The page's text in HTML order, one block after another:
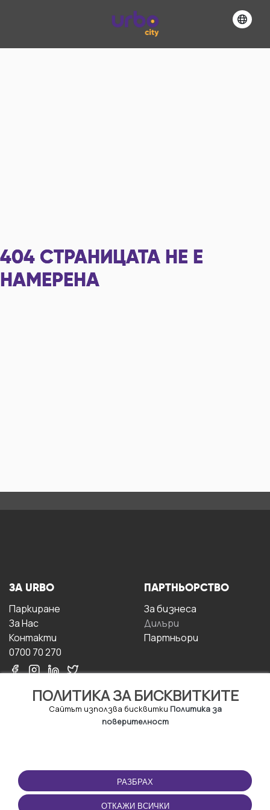
404 СТРАНИЦАТА НЕ Е
НАМЕРЕНА
ПОЛИТИКА ЗА БИСКВИТКИТЕ
Сайтът използва бисквитки Политика за
поверителност
РАЗБРАХ
ОТКАЖИ ВСИЧКИ
ЗА URBO
Паркиране
За Hас
Контакти
0700 70 270
ПАРТНЬОРСТВО
За бизнесa
Дилъри
Партньори
ПОЛЗВАНЕ
Правила и условия за
ползване
ПРИЛОЖЕНИЕТО